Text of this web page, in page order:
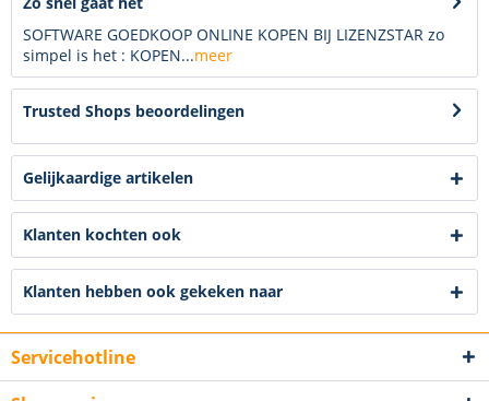
SOFTWARE GOEDKOOP ONLINE KOPEN BIJ LIZENZSTAR zo
simpel is het : KOPEN...meer
Trusted Shops beoordelingen
Gelijkaardige artikelen
Klanten kochten ook
Klanten hebben ook gekeken naar
Servicehotline